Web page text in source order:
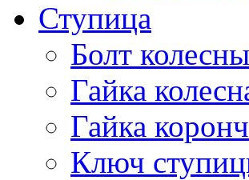
Ступица
Болт
Гайка
Гайка
Ключ